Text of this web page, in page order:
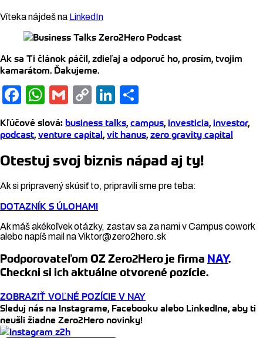
Víteka nájdeš na LinkedIn
Ak sa Ti článok páčil, zdieľaj a odporuč ho, prosím, tvojim
kamarátom. Ďakujeme.
Facebook
WhatsApp
GmailCopyLinkedIn
Kľúčové slová: business talks, campus, investicia, investor,
podcast, venture capital, vit hanus, zero gravity capital
Otestuj svoj biznis nápad aj ty!
Ak si pripravený skúsiť to, pripravili sme pre teba:
DOTAZNÍK S ÚLOHAMI
Ak máš akékoľvek otázky, zastav sa za nami v Campus cowork
alebo napíš mail na Viktor@zero2hero.sk
Podporovateľom OZ Zero2Hero je firma NAY.
Checkni si ich aktuálne otvorené pozície.
ZOBRAZIŤ VOĽNÉ POZÍCIE V NAY
Sleduj nás na Instagrame, Facebooku alebo LinkedIne, aby ti
neušli žiadne Zero2Hero novinky!